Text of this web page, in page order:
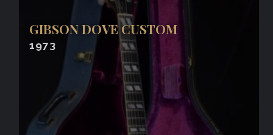
GIBSON DOVE CUSTOM
1973